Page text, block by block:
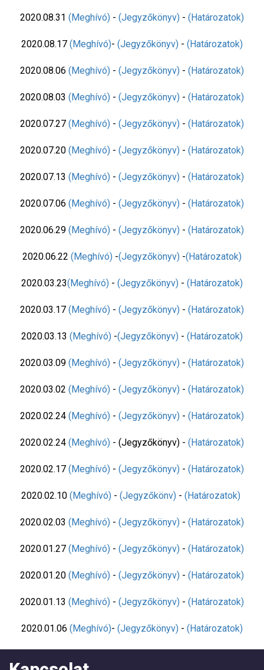
2020.08.31 (Meghívó) - (Jegyzőkönyv) - (Határozatok)
2020.08.17 (Meghívó)- (Jegyzőkönyv) - (Határozatok)
2020.08.06 (Meghívó) - (Jegyzőkönyv) - (Határozatok)
2020.08.03 (Meghívó) - (Jegyzőkönyv) - (Határozatok)
2020.07.27 (Meghívó) - (Jegyzőkönyv) - (Határozatok)
2020.07.20 (Meghívó) - (Jegyzőkönyv) - (Határozatok)
2020.07.13 (Meghívó) - (Jegyzőkönyv) - (Határozatok)
2020.07.06 (Meghívó) - (Jegyzőkönyv) - (Határozatok)
2020.06.29 (Meghívó) - (Jegyzőkönyv) - (Határozatok)
2020.06.22 (Meghívó) -(Jegyzőkönyv) -(Határozatok)
2020.03.23(Meghívó) - (Jegyzőkönyv) - (Határozatok)
2020.03.17 (Meghívó) - (Jegyzőkönyv) - (Határozatok)
2020.03.13 (Meghívó) -(Jegyzőkönyv) - (Határozatok)
2020.03.09 (Meghívó) - (Jegyzőkönyv) - (Határozatok)
2020.03.02 (Meghívó) - (Jegyzőkönyv) - (Határozatok)
2020.02.24 (Meghívó) - (Jegyzőkönyv) - (Határozatok)
2020.02.24 (Meghívó) - (Jegyzőkönyv) - (Határozatok)
2020.02.17 (Meghívó) - (Jegyzőkönyv) - (Határozatok)
2020.02.10 (Meghívó) - (Jegyzőkönv) - (Határozatok)
2020.02.03 (Meghívó) - (Jegyzőkönyv) - (Határozatok)
2020.01.27 (Meghívó) - (Jegyzőkönyv) - (Határozatok)
2020.01.20 (Meghívó) - (Jegyzőkönyv) - (Határozatok)
2020.01.13 (Meghívó) - (Jegyzőkönyv) - (Határozatok)
2020.01.06 (Meghívó)- (Jegyzőkönyv) - (Határozatok)